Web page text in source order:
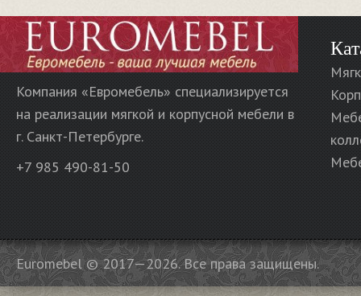
Компания «Евромебель» специализируется
на реализации мягкой и корпусной мебели в
г. Санкт-Петербурге.
+7 985 490-81-50
Euromebel © 2017—2026. Все права защищены.